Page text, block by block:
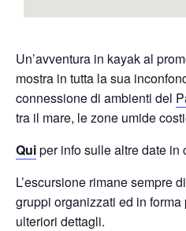
Un’avventura in kayak al
mostra in tutta la sua
connessione di ambienti del
tra il mare, le zone umide
Quiper info sulle altre date in
L’escursione rimane sempre
gruppi organizzati ed in forma
ulteriori dettagli.